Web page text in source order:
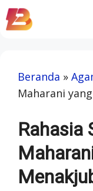
Skip
to
Beranda »
Maharani
Rahasia